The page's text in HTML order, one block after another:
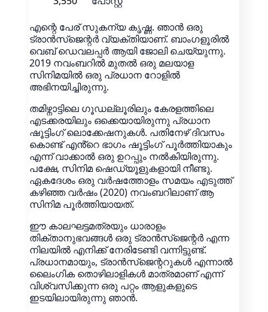
എന്റെ പേര് സുകന്യ കൃഷ്ണ. ഞാൻ ഒരു
ട്രാൻസ്‌ജെന്റർ വ്യക്തിയാണ്. ബാംഗളൂരിൽ
വെബ് ഡെവലപ്പർ ആയി ജോലി ചെയ്യുന്നു.
2019 നവംബറിൽ മുതൽ ഒരു മലയാള
സിനിമയിൽ ഒരു പ്രധാന റോളിൽ
അഭിനയിച്ചിരുന്നു.
തമിഴ്നാട്ടിലെ ഗൂഡല്ലൂരിലും കേരളത്തിലെ
എടക്കരയിലും ഒക്കെയായിരുന്നു പ്രധാന
ഷൂട്ടിംഗ് ലൊക്കേഷനുകൾ. പതിനേഴ് ദിവസം
കൊണ്ട് എൻ്റെ ഭാഗം ഷൂട്ടിംഗ് പൂർത്തിയാകും
എന്ന് വാക്കാൽ ഒരു ഉറപ്പും നൽകിയിരുന്നു.
പക്ഷേ, സിനിമ ഷെഡ്യൂളുകളായി നീണ്ടു.
ഏകദേശം ഒരു വർഷത്തോളം സമയം എടുത്ത്
കഴിഞ്ഞ വർഷം (2020) നവംബറിലാണ് ആ
സിനിമ പൂർത്തിയായത്.
ഈ കാലഘട്ടമത്രയും ധാരാളം
തിക്താനുഭവങ്ങൾ ഒരു ട്രാൻസ്‌ജെന്റർ എന്ന
നിലയിൽ എനിക്ക് നേരിടേണ്ടി വന്നിട്ടുണ്ട്.
പ്രധാനമായും, ട്രാൻസ്‌ജെന്ററുകൾ എന്നാൽ
ലൈംഗിക തൊഴിലാളികൾ മാത്രമാണ് എന്ന്
വിശ്വസിക്കുന്ന ഒരു പറ്റം ആളുകളുടെ
ഇടയിലായിരുന്നു ഞാൻ.